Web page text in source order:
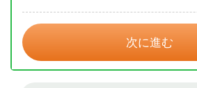
次に進む